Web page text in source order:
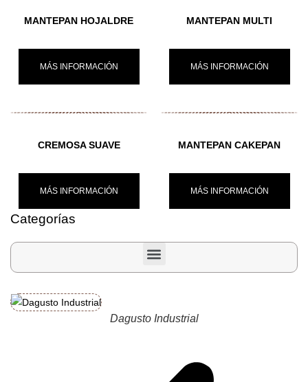
MANTEPAN HOJALDRE
MÁS INFORMACIÓN
MANTEPAN MULTI
MÁS INFORMACIÓN
CREMOSA SUAVE
MÁS INFORMACIÓN
MANTEPAN CAKEPAN
MÁS INFORMACIÓN
Categorías
Dagusto Industrial